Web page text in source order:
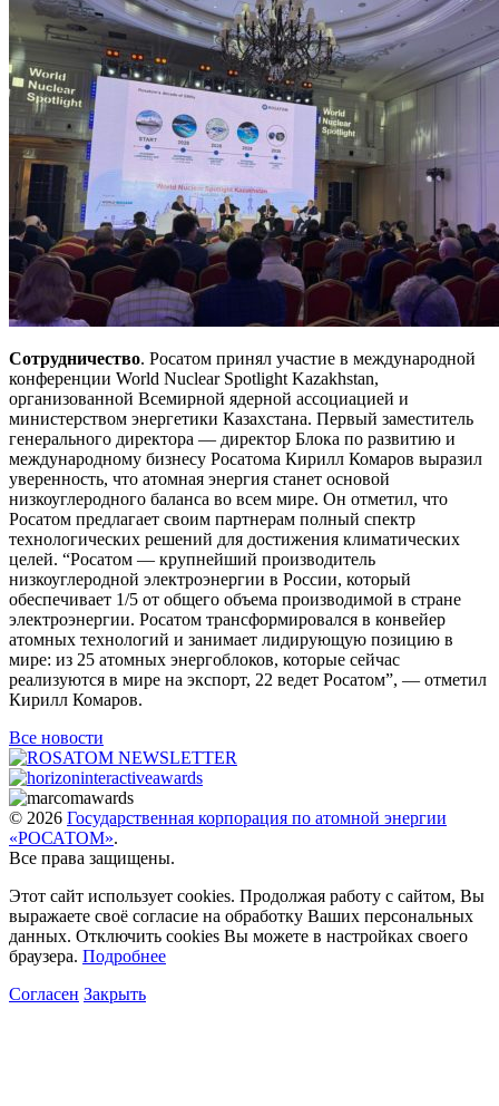
Сотрудничество. Росатом принял участие в международной
конференции World Nuclear Spotlight Kazakhstan,
организованной Всемирной ядерной ассоциацией и
министерством энергетики Казахстана. Первый заместитель
генерального директора — директор Блока по развитию и
международному бизнесу Росатома Кирилл Комаров выразил
уверенность, что атомная энергия станет основой
низкоуглеродного баланса во всем мире. Он отметил, что
Росатом предлагает своим партнерам полный спектр
технологических решений для достижения климатических
целей. “Росатом — крупнейший производитель
низкоуглеродной электроэнергии в России, который
обеспечивает 1/5 от общего объема производимой в стране
электроэнергии. Росатом трансформировался в конвейер
атомных технологий и занимает лидирующую позицию в
мире: из 25 атомных энергоблоков, которые сейчас
реализуются в мире на экспорт, 22 ведет Росатом”, — отметил
Кирилл Комаров.
Все новости
© 2026 Государственная корпорация по атомной энергии
«РОСАТОМ».
Все права защищены.
Этот сайт использует cookies. Продолжая работу с сайтом, Вы
выражаете своё согласие на обработку Ваших персональных
данных. Отключить cookies Вы можете в настройках своего
браузера. Подробнее
Согласен Закрыть